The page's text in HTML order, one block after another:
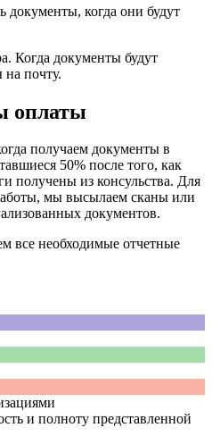
документы, когда они будут
Когда документы будут
почту.
оплаты
получаем документы в
50% после того, как
получены из консульства. Для
мы высылаем сканы или
документов.
все необходимые отчетные
и полноту представленной